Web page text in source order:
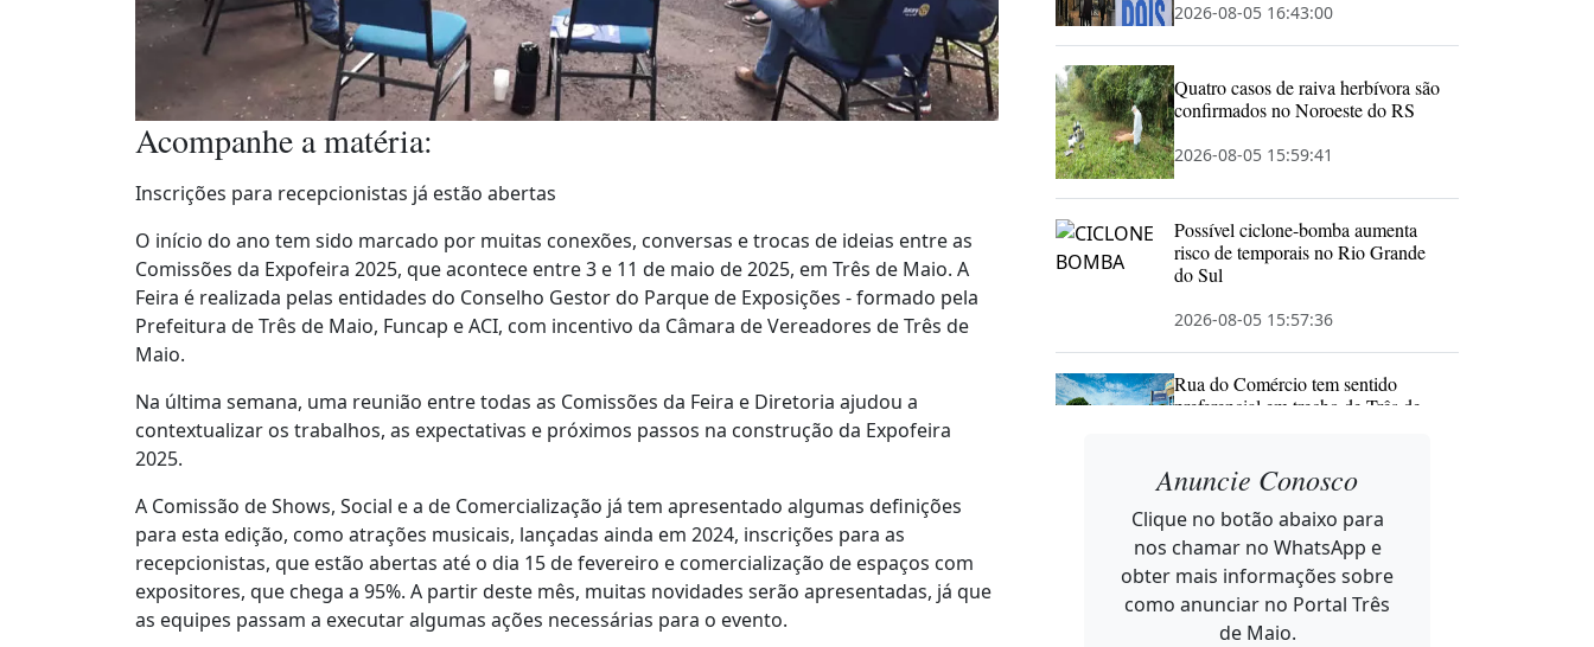
Acompanhe a matéria:
Inscrições para recepcionistas já estão abertas
O início do ano tem sido marcado por muitas conexões, conversas e trocas de ideias entre as
Comissões da Expofeira 2025, que acontece entre 3 e 11 de maio de 2025, em Três de Maio. A
Feira é realizada pelas entidades do Conselho Gestor do Parque de Exposições - formado pela
Prefeitura de Três de Maio, Funcap e ACI, com incentivo da Câmara de Vereadores de Três de
Maio.
Na última semana, uma reunião entre todas as Comissões da Feira e Diretoria ajudou a
contextualizar os trabalhos, as expectativas e próximos passos na construção da Expofeira
2025.
A Comissão de Shows, Social e a de Comercialização já tem apresentado algumas definições
para esta edição, como atrações musicais, lançadas ainda em 2024, inscrições para as
recepcionistas, que estão abertas até o dia 15 de fevereiro e comercialização de espaços com
expositores, que chega a 95%. A partir deste mês, muitas novidades serão apresentadas, já que
as equipes passam a executar algumas ações necessárias para o evento.
2026-08-05 16:43:00
Quatro casos de raiva herbívora são
confirmados no Noroeste do RS
2026-08-05 15:59:41
Possível ciclone-bomba aumenta
risco de temporais no Rio Grande
do Sul
2026-08-05 15:57:36
Rua do Comércio tem sentido
preferencial em trecho de Três de
2026-08-05 15:21:08
Agosto Lilás ganha destaque em
espaços públicos de Três de Maio
2026-08-05 15:19:45
Anuncie Conosco
Clique no botão abaixo para
nos chamar no WhatsApp e
obter mais informações sobre
como anunciar no Portal Três
de Maio.